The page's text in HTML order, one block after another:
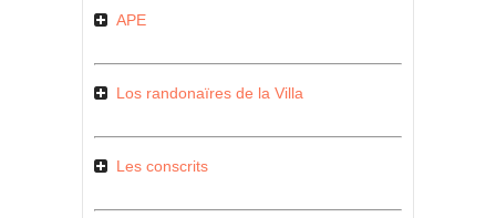
APE
Los randonaïres de la Villa
Les conscrits